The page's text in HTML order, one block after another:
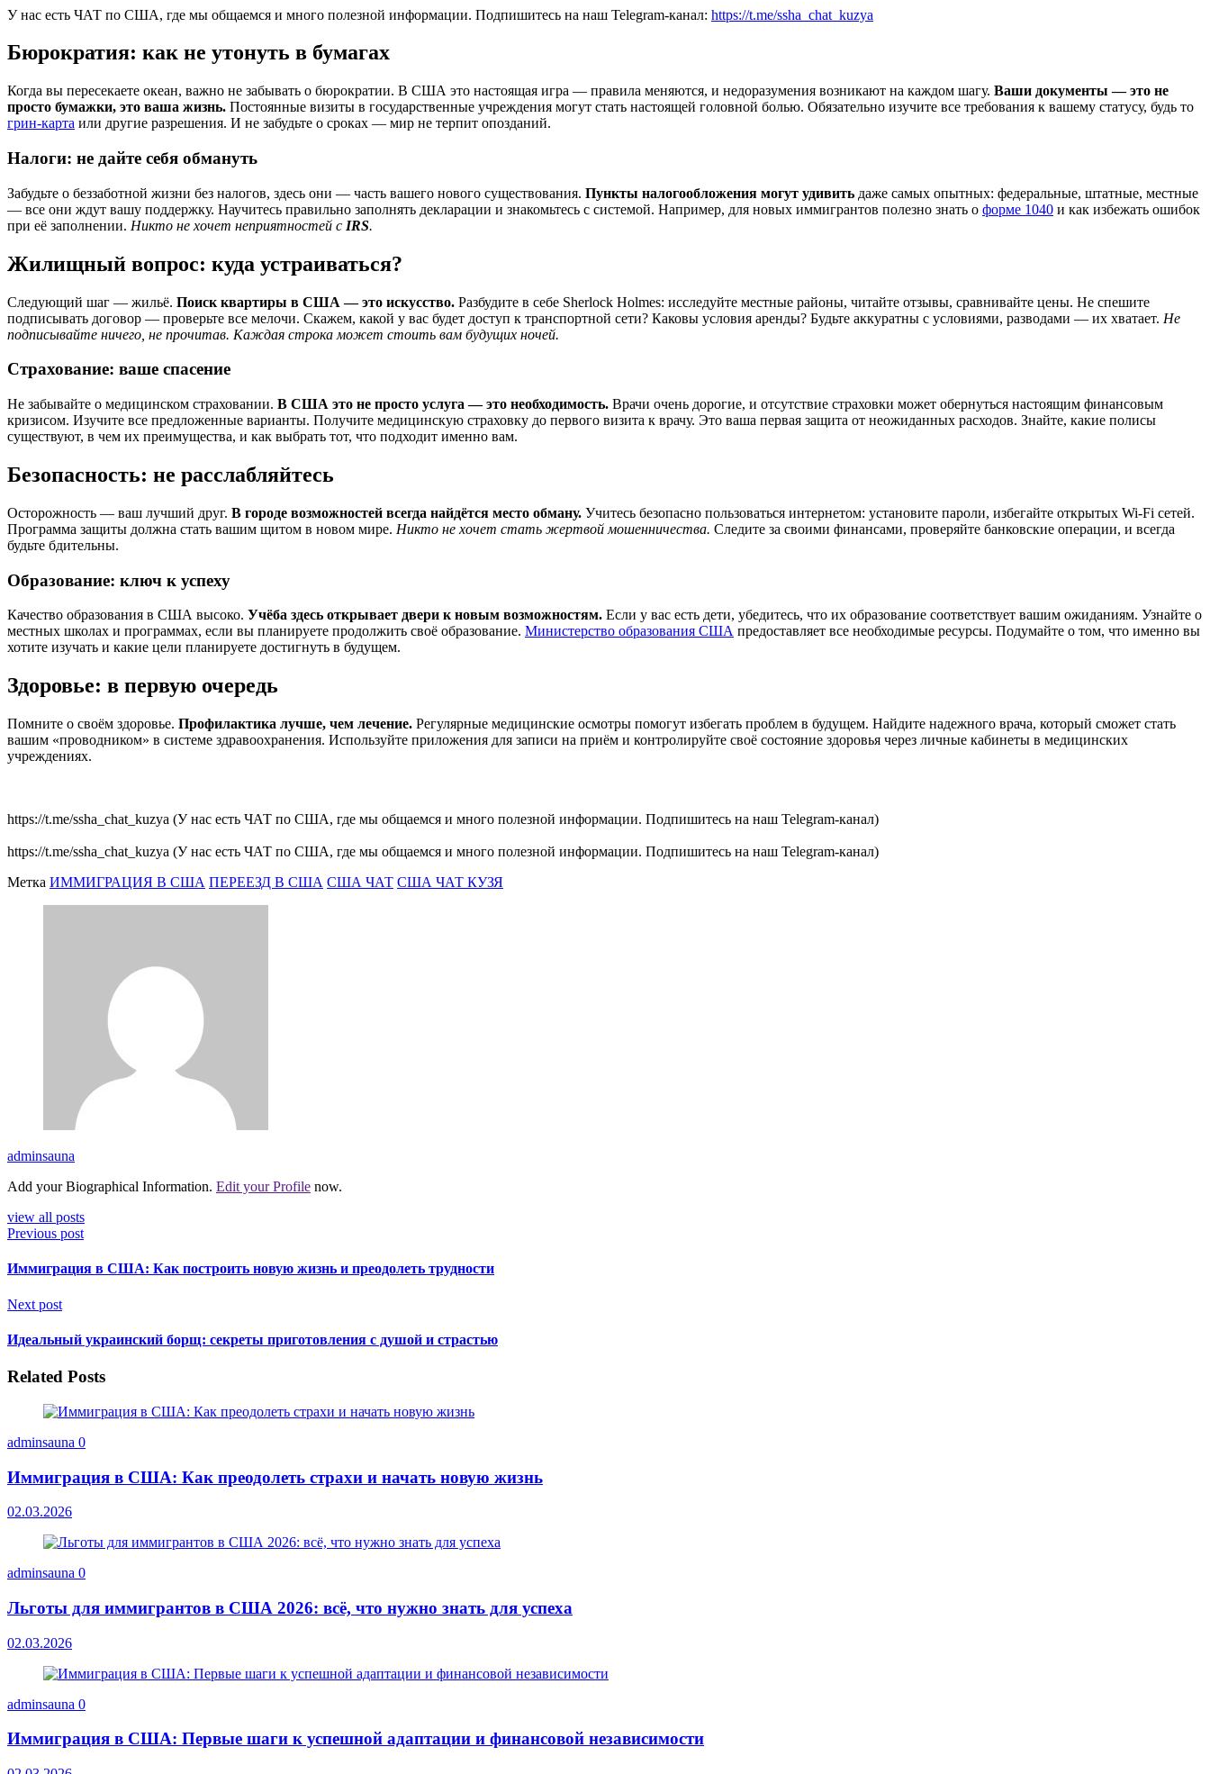
У нас есть ЧАТ по США, где мы общаемся и много полезной информации. Подпишитесь на наш Telegram-канал: https://t.me/ssha_chat_kuzya
Бюрократия: как не утонуть в бумагах
Когда вы пересекаете океан, важно не забывать о бюрократии. В США это настоящая игра — правила меняются, и недоразумения возникают на каждом шагу. Ваши документы — это не
просто бумажки, это ваша жизнь. Постоянные визиты в государственные учреждения могут стать настоящей головной болью. Обязательно изучите все требования к вашему статусу, будь то
грин-карта или другие разрешения. И не забудьте о сроках — мир не терпит опозданий.
Налоги: не дайте себя обмануть
Забудьте о беззаботной жизни без налогов, здесь они — часть вашего нового существования. Пункты налогообложения могут удивить даже самых опытных: федеральные, штатные, местные
— все они ждут вашу поддержку. Научитесь правильно заполнять декларации и знакомьтесь с системой. Например, для новых иммигрантов полезно знать о форме 1040 и как избежать ошибок
при её заполнении. Никто не хочет неприятностей с IRS.
Жилищный вопрос: куда устраиваться?
Следующий шаг — жильё. Поиск квартиры в США — это искусство. Разбудите в себе Sherlock Holmes: исследуйте местные районы, читайте отзывы, сравнивайте цены. Не спешите
подписывать договор — проверьте все мелочи. Скажем, какой у вас будет доступ к транспортной сети? Каковы условия аренды? Будьте аккуратны с условиями, разводами — их хватает. Не
подписывайте ничего, не прочитав. Каждая строка может стоить вам будущих ночей.
Страхование: ваше спасение
Не забывайте о медицинском страховании. В США это не просто услуга — это необходимость. Врачи очень дорогие, и отсутствие страховки может обернуться настоящим финансовым
кризисом. Изучите все предложенные варианты. Получите медицинскую страховку до первого визита к врачу. Это ваша первая защита от неожиданных расходов. Знайте, какие полисы
существуют, в чем их преимущества, и как выбрать тот, что подходит именно вам.
Безопасность: не расслабляйтесь
Осторожность — ваш лучший друг. В городе возможностей всегда найдётся место обману. Учитесь безопасно пользоваться интернетом: установите пароли, избегайте открытых Wi-Fi сетей.
Программа защиты должна стать вашим щитом в новом мире. Никто не хочет стать жертвой мошенничества. Следите за своими финансами, проверяйте банковские операции, и всегда
будьте бдительны.
Образование: ключ к успеху
Качество образования в США высоко. Учёба здесь открывает двери к новым возможностям. Если у вас есть дети, убедитесь, что их образование соответствует вашим ожиданиям. Узнайте о
местных школах и программах, если вы планируете продолжить своё образование. Министерство образования США предоставляет все необходимые ресурсы. Подумайте о том, что именно вы
хотите изучать и какие цели планируете достигнуть в будущем.
Здоровье: в первую очередь
Помните о своём здоровье. Профилактика лучше, чем лечение. Регулярные медицинские осмотры помогут избегать проблем в будущем. Найдите надежного врача, который сможет стать
вашим «проводником» в системе здравоохранения. Используйте приложения для записи на приём и контролируйте своё состояние здоровья через личные кабинеты в медицинских
учреждениях.
https://t.me/ssha_chat_kuzya (У нас есть ЧАТ по США, где мы общаемся и много полезной информации. Подпишитесь на наш Telegram-канал)
https://t.me/ssha_chat_kuzya (У нас есть ЧАТ по США, где мы общаемся и много полезной информации. Подпишитесь на наш Telegram-канал)
Метка ИММИГРАЦИЯ В США ПЕРЕЕЗД В США США ЧАТ США ЧАТ КУЗЯ
adminsauna
Add your Biographical Information. Edit your Profile now.
view all posts
Previous post
Иммиграция в США: Как построить новую жизнь и преодолеть трудности
Next post
Идеальный украинский борщ: секреты приготовления с душой и страстью
Related Posts
adminsauna 0
Иммиграция в США: Как преодолеть страхи и начать новую жизнь
02.03.2026
adminsauna 0
Льготы для иммигрантов в США 2026: всё, что нужно знать для успеха
02.03.2026
adminsauna 0
Иммиграция в США: Первые шаги к успешной адаптации и финансовой независимости